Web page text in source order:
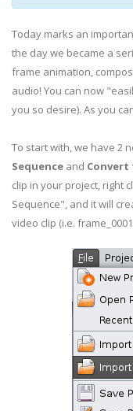
Today marks an
the day we became a
frame animation,
audio! You can now
you so desire). As you
To start with, we have 2
Sequence and Convert
clip in your project, right
Sequence", and it will
video clip (i.e.